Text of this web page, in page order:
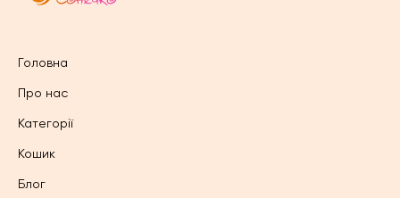
Головна
Про нас
Категорії
Кошик
Блог